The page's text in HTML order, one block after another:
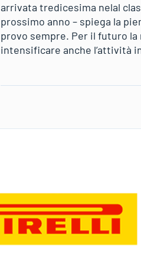
arrivata tredicesima nelal
prossimo anno – spiega la
provo sempre. Per il futuro
intensificare anche l’attività